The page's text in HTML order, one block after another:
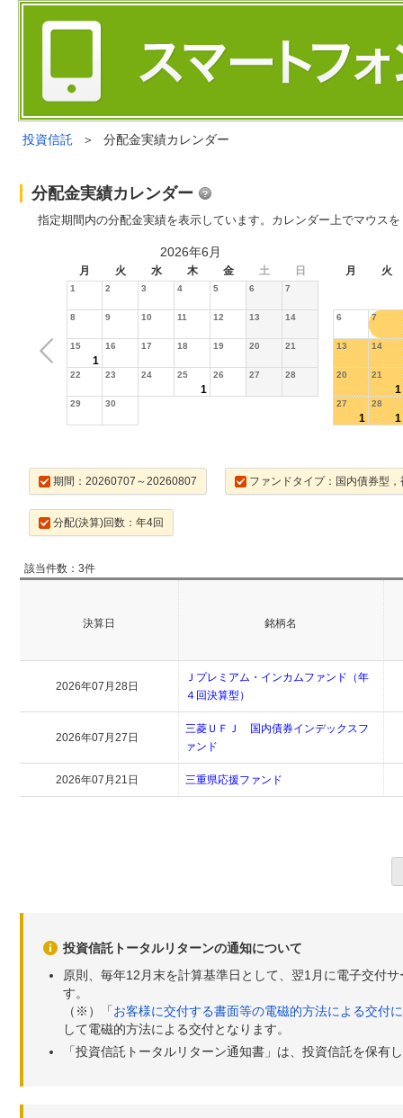
投資信託 ＞ 分配金実績カレンダー
分配金実績カレンダー
指定期間内の分配金実績を表示しています。カレンダー上でマウス
2026年6月
月 火 水 木 金 土 日 月 火
1 2 3 4 5 6 7
8 9 10 11 12 13 14
15
1
16 17 18 19 20 21
22 23 24 25
1
26 27 28
29 30
6 7
13 14
20 21
1
27
1
28
1
期間：20260707～20260807 ファンドタイプ：国内債券型
分配(決算)回数：年4回
該当件数：3件
決算日 銘柄名
2026年07月28日
Ｊプレミアム・インカムファンド（年
４回決算型）
2026年07月27日
三菱ＵＦＪ 国内債券インデックスフ
ァンド
2026年07月21日 三重県応援ファンド
投資信託トータルリターンの通知について
原則、毎年12月末を計算基準日として、翌1月に電子交付
す。
（※）「お客様に交付する書面等の電磁的方法による交付
して電磁的方法による交付となります。
「投資信託トータルリターン通知書」は、投資信託を保有